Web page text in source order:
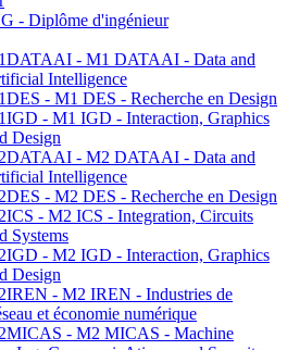
- Diplôme d'ingénieur
- M1 DATAAI - Data and
Intelligence
- M1 DES - Recherche en Design
- M1 IGD - Interaction, Graphics
Design
- M2 DATAAI - Data and
Intelligence
- M2 DES - Recherche en Design
- M2 ICS - Integration, Circuits
Systems
- M2 IGD - Interaction, Graphics
Design
- M2 IREN - Industries de
et économie numérique
- M2 MICAS - Machine